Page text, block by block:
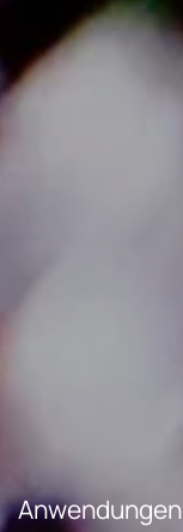
Anwendungen